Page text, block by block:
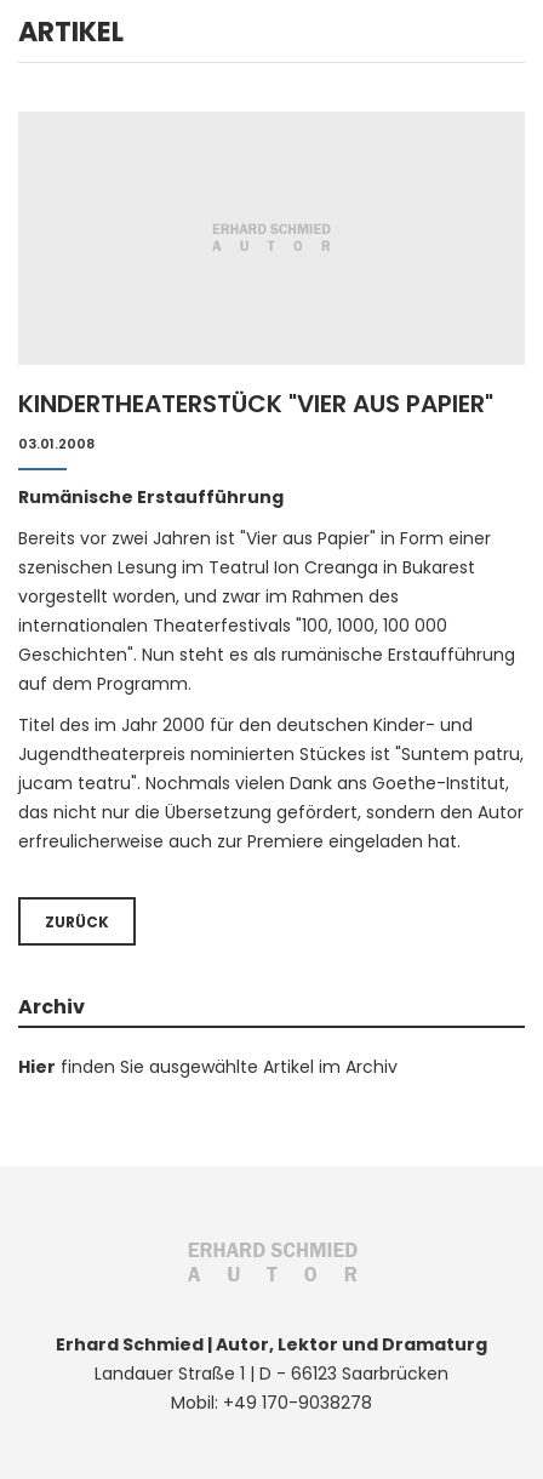
ARTIKEL
KINDERTHEATERSTÜCK "VIER AUS PAPIER"
03.01.2008
Rumänische Erstaufführung
Bereits vor zwei Jahren ist "Vier aus Papier" in Form einer
szenischen Lesung im Teatrul Ion Creanga in Bukarest
vorgestellt worden, und zwar im Rahmen des
internationalen Theaterfestivals "100, 1000, 100 000
Geschichten". Nun steht es als rumänische Erstaufführung
auf dem Programm.
Titel des im Jahr 2000 für den deutschen Kinder- und
Jugendtheaterpreis nominierten Stückes ist "Suntem patru,
jucam teatru". Nochmals vielen Dank ans Goethe-Institut,
das nicht nur die Übersetzung gefördert, sondern den Autor
erfreulicherweise auch zur Premiere eingeladen hat.
ZURÜCK
Archiv
Hier finden Sie ausgewählte Artikel im Archiv
Erhard Schmied | Autor, Lektor und Dramaturg
Landauer Straße 1 | D - 66123 Saarbrücken
Mobil: +49 170-9038278